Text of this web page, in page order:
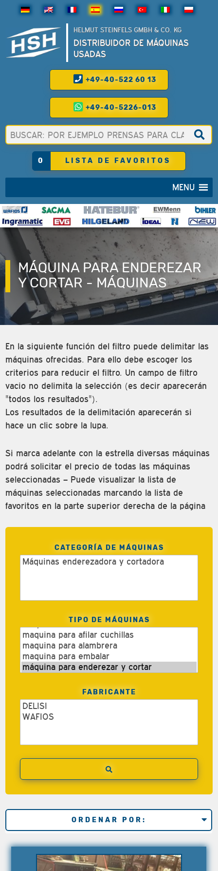
HELMUT STEINFELS GMBH & CO. KG
DISTRIBUIDOR DE MÁQUINAS
USADAS
+49-40-522 60 13
+49-40-5226-013
0 LISTA DE FAVORITOS
MENU
MÁQUINA PARA ENDEREZAR
Y CORTAR - MÁQUINAS
En la siguiente función del filtro puede delimitar las
máquinas ofrecidas. Para ello debe escoger los
criterios para reducir el filtro. Un campo de filtro
vacio no delimita la selección (es decir aparecerán
"todos los resultados").
Los resultados de la delimitación aparecerán si
hace un clic sobre la lupa.
Si marca adelante con la estrella diversas máquinas
podrá solicitar el precio de todas las máquinas
seleccionadas – Puede visualizar la lista de
máquinas seleccionadas marcando la lista de
favoritos en la parte superior derecha de la página
CATEGORÍA DE MÁQUINAS
TIPO DE MÁQUINAS
FABRICANTE